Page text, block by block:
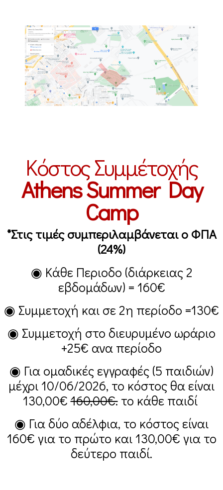
Κόστος Συμμέτοχής
Athens Summer Day
Camp
*Στις τιμές συμπεριλαμβάνεται ο ΦΠΑ
(24%)
◉ Κάθε Περιοδο (διάρκειας 2
εβδομάδων) = 160€
◉ Συμμετοχή και σε 2η περίοδο =130€
◉ Συμμετοχή στο διευρυμένο ωράριο
+25€ ανα περίοδο
◉ Για ομαδικές εγγραφές (5 παιδιών)
μέχρι 10/06/2026, το κόστος θα είναι
130,00€160,00€.το κάθε παιδί
◉ Για δύο αδέλφια, το κόστος είναι
160€ για το πρώτο και 130,00€ για το
δεύτερο παιδί.